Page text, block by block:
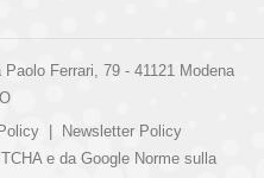
Ferrari, 79 - 41121 Modena
Newsletter Policy
e da Google Norme sulla